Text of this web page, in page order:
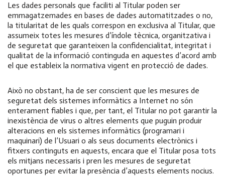
Les dades personals que faciliti al Titular poden ser
emmagatzemades en bases de dades automatitzades o no,
la titularitat de les quals correspon en exclusiva al Titular, que
assumeix totes les mesures d’índole tècnica, organitzativa i
de seguretat que garanteixen la confidencialitat, integritat i
qualitat de la informació continguda en aquestes d’acord amb
el que estableix la normativa vigent en protecció de dades.
Això no obstant, ha de ser conscient que les mesures de
seguretat dels sistemes informàtics a Internet no són
enterament fiables i que, per tant, el Titular no pot garantir la
inexistència de virus o altres elements que puguin produir
alteracions en els sistemes informàtics (programari i
maquinari) de l’Usuari o als seus documents electrònics i
fitxers continguts en aquests, encara que el Titular posa tots
els mitjans necessaris i pren les mesures de seguretat
oportunes per evitar la presència d’aquests elements nocius.